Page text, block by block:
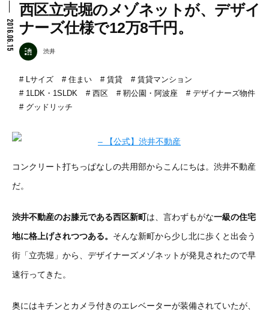
会社情報
2016.06.15
西区立売堀のメゾネットが、デザイ
ナーズ仕様で12万8千円。
渋井
Lサイズ 住まい 賃貸
賃貸マンション
1LDK・1SLDK
西区 靭公園・阿波座
デザイナーズ物件
グッドリッチ
コンクリート打ちっぱなしの共用部からこんにちは。渋井不動産
だ。
渋井不動産のお膝元である西区新町は、言わずもがな一級の住宅
地に格上げされつつある。 そんな新町から少し北に歩くと出会う
街「立売堀」から、デザイナーズメゾネットが発見されたので早
速行ってきた。
奥にはキチンとカメラ付きのエレベーターが装備されていたが、